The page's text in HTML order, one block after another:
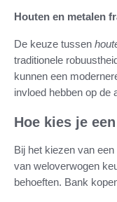
Houten en metalen
De keuze tussen
traditionele
kunnen een
invloed hebben op de
Hoe kies je
Bij het kiezen van
van weloverwogen
behoeften. Bank